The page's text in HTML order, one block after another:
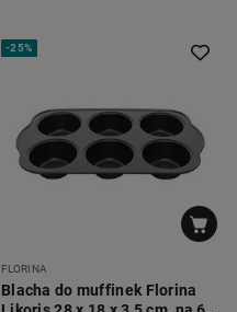
-25%
FLORINA
Blacha do muffinek Florina